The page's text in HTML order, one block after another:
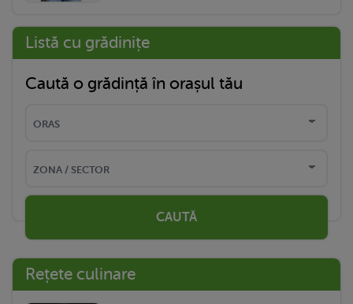
Listă cu grădinițe
Caută o grădință în orașul tău
CAUTĂ
Rețete culinare